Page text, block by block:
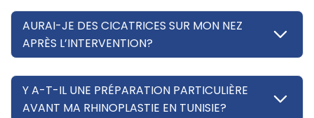
AURAI-JE DES CICATRICES SUR MON NEZ
APRÈS L’INTERVENTION?
Y A-T-IL UNE PRÉPARATION PARTICULIÈRE
AVANT MA RHINOPLASTIE EN TUNISIE?